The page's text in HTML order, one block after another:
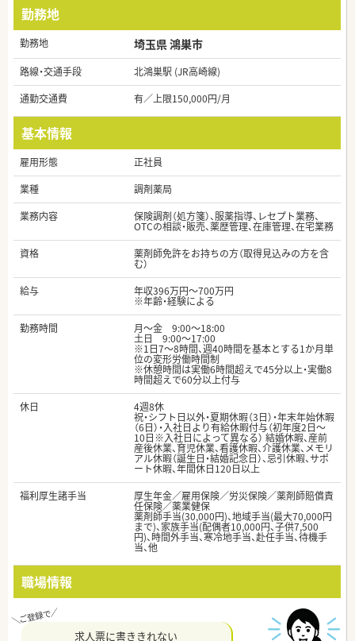
勤務地
勤務地 埼玉県 鴻巣市
路線・交通手段
北鴻巣駅 (JR高崎線)
通勤交通費
有／上限150,000円/月
基本情報
雇用形態
正社員
業種
調剤薬局
業務内容
保険調剤（処方箋）、服薬指導、レセプト業務、
OTCの相談・販売、薬歴管理、在庫管理、在宅業務
資格
薬剤師免許をお持ちの方（取得見込みの方を含
む）
給与
年収396万円～700万円
※年齢・経験による
勤務時間
月〜金 9:00〜18:00
土日 9:00〜17:00
※1日7～8時間、週40時間を基本とする1か月単
位の変形労働時間制
※休憩時間は実働6時間超えで45分以上・実働8
時間超えで60分以上付与
休日
4週8休
祝・シフト日以外・夏期休暇（3日）・年末年始休暇
（6日）・入社日より有給休暇付与（初年度2日～
10日※入社日によって異なる） 結婚休暇、産前
産後休業、育児休業、看護休暇、介護休業、メモリ
アル休暇（誕生日・結婚記念日）、忌引休暇、サポ
ート休暇、年間休日120日以上
福利厚生諸手当
厚生年金／雇用保険／労災保険／薬剤師賠償責
任保険／薬業健保
薬剤師手当(30,000円)、地域手当(最大70,000円
まで)、家族手当(配偶者10,000円、子供7,500
円)、時間外手当、寒冷地手当、赴任手当、待機手
当、他
職場情報
求人票に書ききれない